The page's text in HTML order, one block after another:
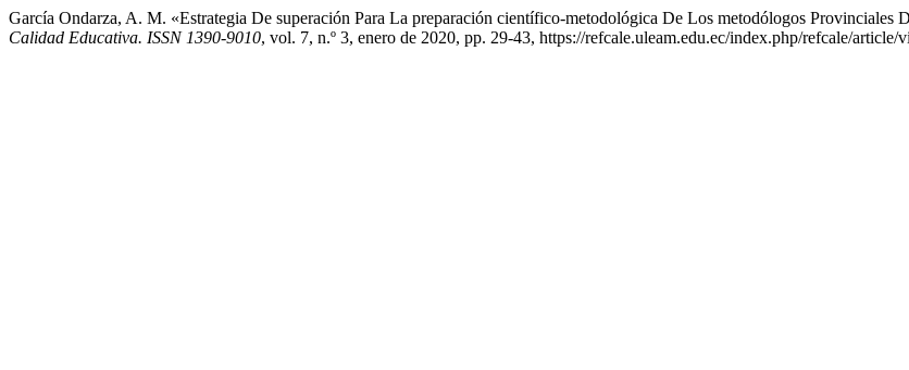
García Ondarza, A. M. «Estrategia De superación Para La preparación científico-metodológica De Los metodólogos Provinciales
Calidad Educativa. ISSN 1390-9010, vol. 7, n.º 3, enero de 2020, pp. 29-43, https://refcale.uleam.edu.ec/index.php/refcale/article/